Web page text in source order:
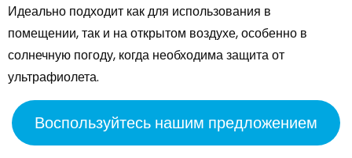
Идеально подходит как для использования в
помещении, так и на открытом воздухе, особенно в
солнечную погоду, когда необходима защита от
ультрафиолета.
Воспользуйтесь нашим предложением